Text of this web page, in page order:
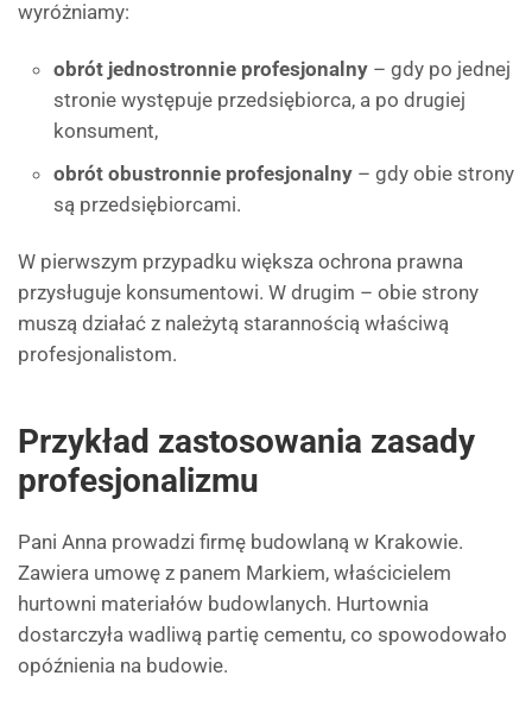
wyróżniamy:
obrót jednostronnie profesjonalny – gdy po jednej
stronie występuje przedsiębiorca, a po drugiej
konsument,
obrót obustronnie profesjonalny – gdy obie strony
są przedsiębiorcami.
W pierwszym przypadku większa ochrona prawna
przysługuje konsumentowi. W drugim – obie strony
muszą działać z należytą starannością właściwą
profesjonalistom.
Przykład zastosowania zasady
profesjonalizmu
Pani Anna prowadzi firmę budowlaną w Krakowie.
Zawiera umowę z panem Markiem, właścicielem
hurtowni materiałów budowlanych. Hurtownia
dostarczyła wadliwą partię cementu, co spowodowało
opóźnienia na budowie.